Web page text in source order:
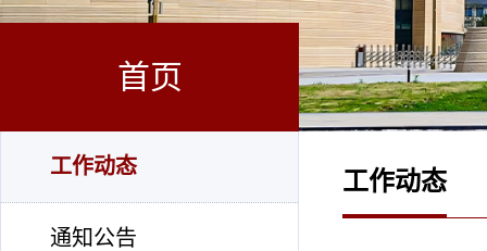
首页
工作动态
通知公告
工作动态